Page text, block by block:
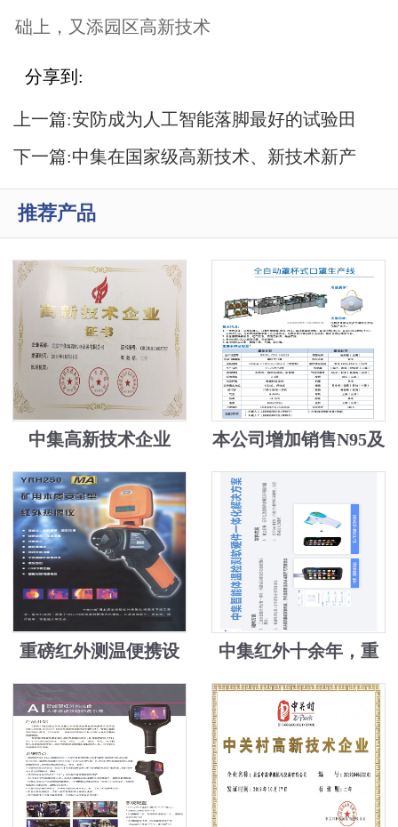
础上，又添园区高新技术
分享到:
上一篇:安防成为人工智能落脚最好的试验田
下一篇:中集在国家级高新技术、新技术新产
品基础上，又添园区高新技术
推荐产品
中集高新技术企业
本公司增加销售N95及
医用口罩机，安检机
送口罩
重磅红外测温便携设
备
中集红外十余年，重
磅高新技术转换，为
解决疫情物资紧缺难
题，中集发明手机加
装模块测温并自动身